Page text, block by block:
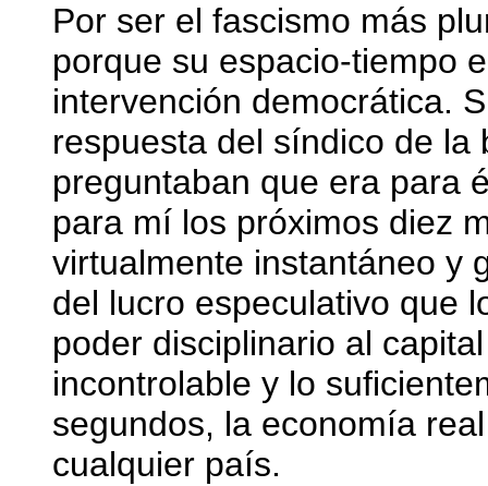
Por ser el fascismo más
porque su espacio-tiempo
intervención democrática.
respuesta del síndico de la
preguntaban que era para
para mí los próximos diez
virtualmente instantáneo y
del lucro especulativo que
poder disciplinario al
incontrolable y lo
segundos, la economía
cualquier país.